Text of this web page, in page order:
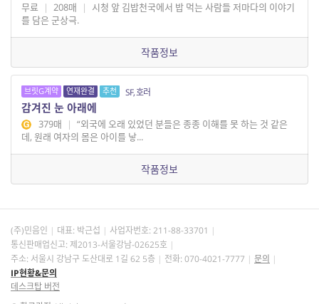
무료 | 208매 |
시청 앞 김밥천국에서 밥 먹는 사람들 저마다의 이야기
를 담은 군상극.
작품정보
브릿G계약 연재완결 추천 SF, 호러
감겨진 눈 아래에
379매 | “외국에 오래 있었던 분들은 종종 이해를 못 하는 것 같은
데, 원래 여자의 몸은 아이를 낳...
작품정보
(주)민음인 대표: 박근섭 사업자번호: 211-88-33701
통신판매업신고: 제2013-서울강남-02625호
주소: 서울시 강남구 도산대로 1길 62 5층
전화: 070-4021-7777
문의
IP현황&문의
데스크탑 버전